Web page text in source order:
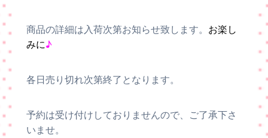
商品の詳細は入荷次第お知らせ致します。 お楽し
みに♪
各日売り切れ次第終了となります。
予約は受け付けしておりませんので、ご了承下さ
いませ。